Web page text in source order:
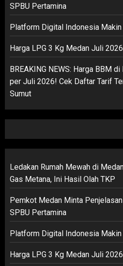
SPBU Pertamina
Platform Digital Indonesia Makin
Harga LPG 3 Kg Medan Juli
BREAKING NEWS: Harga BBM
per Juli 2026! Cek Daftar Tarif
Sumut
Ledakan Rumah Mewah di
Gas Metana, Ini Hasil Olah TKP
Pemkot Medan Minta
SPBU Pertamina
Platform Digital Indonesia Makin
Harga LPG 3 Kg Medan Juli